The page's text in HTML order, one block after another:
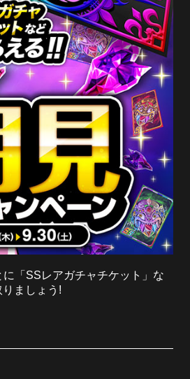
「SSレアガチャチケット」な
ましょう!